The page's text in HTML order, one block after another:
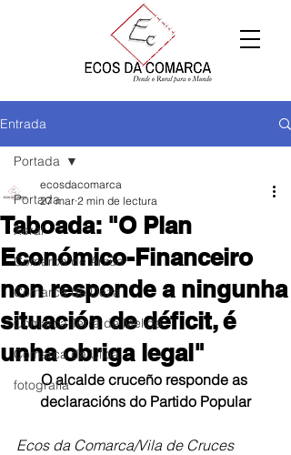
Entrada
Portada
Xeral
Comarca de Arzúa
Comarca de Deza
Comarca Terra de Melide
Comarca da Ulloa
fotografía
Portada
Taboada: "O Plan
Económico-Financeiro
non responde a ningunha
situación de déficit, é
unha obriga legal"
ecosdacomarca
27 mar 2 min de lectura
O alcalde cruceño responde as
declaracións do Partido Popular
Ecos da Comarca/Vila de Cruces